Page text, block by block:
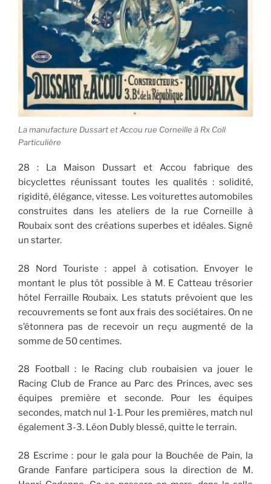
La manufacture Dussart et Accou rue Corneille à Rx Coll
Particulière
28 : La Maison Dussart et Accou fabrique des
bicyclettes réunissant toutes les qualités : solidité,
rigidité, élégance, vitesse. Les voiturettes automobiles
construites dans les ateliers de la rue Corneille à
Roubaix sont des créations superbes et idéales. Signé
un starter.
28 Nord Touriste : appel à cotisation. Envoyer le
montant le plus tôt possible à M. E Catteau trésorier
hôtel Ferraille Roubaix. Les statuts prévoient que les
recouvrements se font aux frais des sociétaires. On ne
s’étonnera pas de recevoir un reçu augmenté de la
somme de 50 centimes.
28 Football : le Racing club roubaisien va jouer le
Racing Club de France au Parc des Princes, avec ses
équipes première et seconde. Pour les équipes
secondes, match nul 1-1. Pour les premières, match nul
également 3-3. Léon Dubly blessé, quitte le terrain.
28 Escrime : pour le gala pour la Bouchée de Pain, la
Grande Fanfare participera sous la direction de M.